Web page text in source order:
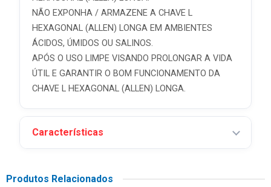
NÃO EXPONHA / ARMAZENE A CHAVE L
HEXAGONAL (ALLEN) LONGA EM AMBIENTES
ÁCIDOS, ÚMIDOS OU SALINOS.
APÓS O USO LIMPE VISANDO PROLONGAR A VIDA
ÚTIL E GARANTIR O BOM FUNCIONAMENTO DA
CHAVE L HEXAGONAL (ALLEN) LONGA.
Características
Produtos Relacionados